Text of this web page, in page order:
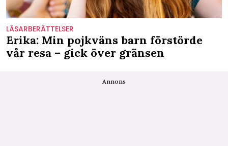
LÄSARBERÄTTELSER
Erika: Min pojkväns barn förstörde
vår resa – gick över gränsen
Annons